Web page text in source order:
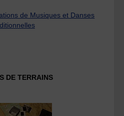
de Musiques et Danses
DE TERRAINS